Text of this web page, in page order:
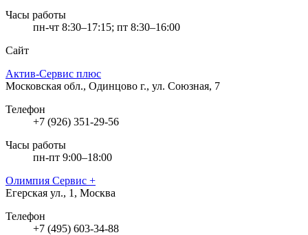
Часы работы
пн-чт 8:30–17:15; пт 8:30–16:00
Сайт
Актив-Сервис плюс
Московская обл., Одинцово г., ул. Союзная, 7
Телефон
+7 (926) 351-29-56
Часы работы
пн-пт 9:00–18:00
Олимпия Сервис +
Егерская ул., 1, Москва
Телефон
+7 (495) 603-34-88